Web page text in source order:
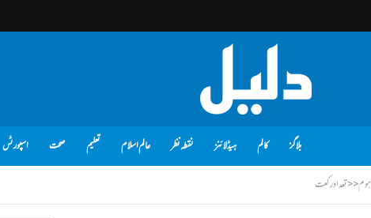
بلاگز کالم ہیڈلائنز نقطہ نظر عالم اسلام تعلیم صحت اسپورٹس
ہوم<<تعداد رکعت